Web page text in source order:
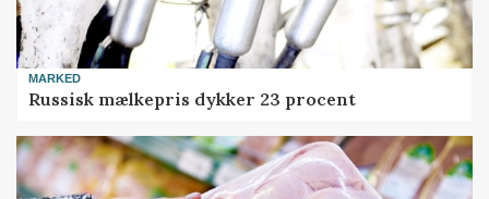
MARKED
Russisk mælkepris dykker 23 procent